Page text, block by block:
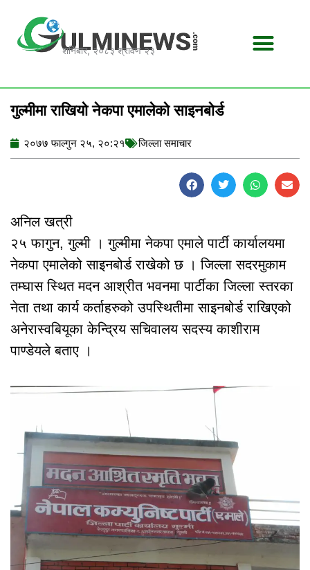
content
शनिबार, २०८३ श्रावण २३
गुल्मीमा राखियो नेकपा एमालेको साइनबोर्ड
२०७७ फाल्गुन २५, २०:२१ जिल्ला समाचार
अनिल खत्री
२५ फागुन, गुल्मी । गुल्मीमा नेकपा एमाले पार्टी कार्यालयमा
नेकपा एमालेको साइनबोर्ड राखेको छ । जिल्ला सदरमुकाम
तम्घास स्थित मदन आश्रीत भवनमा पार्टीका जिल्ला स्तरका
नेता तथा कार्य कर्ताहरुको उपस्थितीमा साइनबोर्ड राखिएको
अनेरास्वबियूका केन्द्रिय सचिवालय सदस्य काशीराम
पाण्डेयले बताए ।